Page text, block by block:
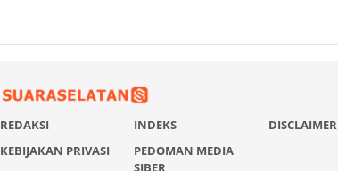
REDAKSI INDEKS
DISCLAIMER
KEBIJAKAN PRIVASI
PEDOMAN MEDIA
SIBER